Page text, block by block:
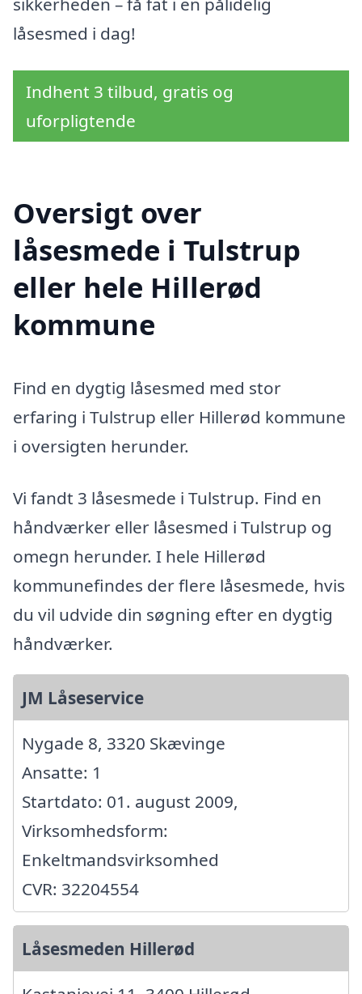
låsesmed i dag!
Indhent 3 tilbud, gratis og
uforpligtende
Oversigt over
låsesmede i Tulstrup
eller hele Hillerød
kommune
Find en dygtig låsesmed med stor
erfaring i Tulstrup eller Hillerød kommune
i oversigten herunder.
Vi fandt 3 låsesmede i Tulstrup. Find en
håndværker eller låsesmed i Tulstrup og
omegn herunder. I hele Hillerød
kommunefindes der flere låsesmede, hvis
du vil udvide din søgning efter en dygtig
håndværker.
JM Låseservice
Nygade 8, 3320 Skævinge
Ansatte: 1
Startdato: 01. august 2009,
Virksomhedsform:
Enkeltmandsvirksomhed
CVR: 32204554
Låsesmeden Hillerød